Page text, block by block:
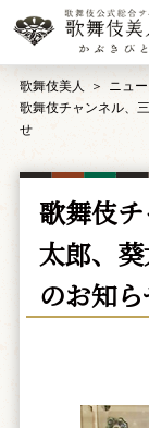
歌舞伎美人
ニュ
歌舞伎チャンネル、
せ
歌舞伎
太郎、
のお知